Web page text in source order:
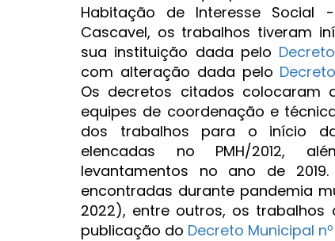
Habitação de Interesse Social
Cascavel, os trabalhos tiveram
sua instituição dada pelo
com alteração dada pelo
Os decretos citados colocaram
equipes de coordenação e
dos trabalhos para o início
elencadas no PMH/2012,
levantamentos no ano de
encontradas durante pandemia
2022), entre outros, os trabalhos
publicação do Decreto Municipal